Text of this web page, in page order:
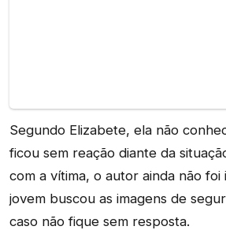
Segundo Elizabete, ela não
ficou sem reação diante da
com a vítima, o autor ainda não foi
jovem buscou as imagens de
caso não fique sem resposta.